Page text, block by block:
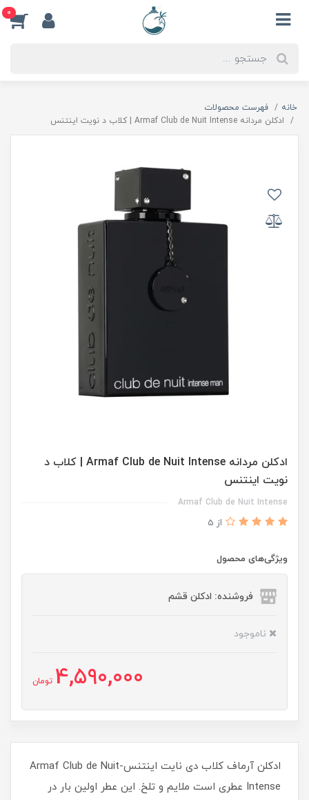
0
خانه
فهرست محصولات
ادكلن مردانه Armaf Club de Nuit Intense | كلاب د نويت اينتنس
ادكلن مردانه Armaf Club de Nuit Intense | كلاب د
نويت اينتنس
Armaf Club de Nuit Intense
از 5
ویژگی‌های محصول
فروشنده: ادکلن قشم
ناموجود
4,590,000 تومان
ادکلن آرماف کلاب دی نایت اینتنس-Armaf Club de Nuit
Intense عطری است ملایم و تلخ. این عطر اولین بار در